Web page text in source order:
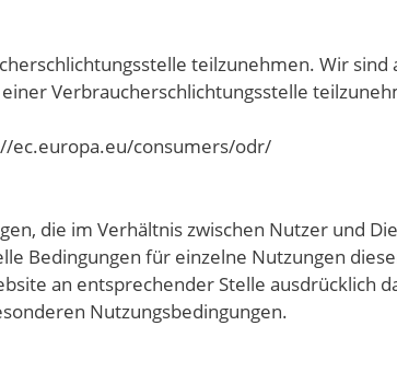
teilzunehmen. Wir sind
Verbraucherschlichtungsstelle
ec.europa.eu/consumers/odr/
die im Verhältnis zwischen Nutzer und
Bedingungen für einzelne Nutzungen
an entsprechender Stelle ausdrücklich
Nutzungsbedingungen.